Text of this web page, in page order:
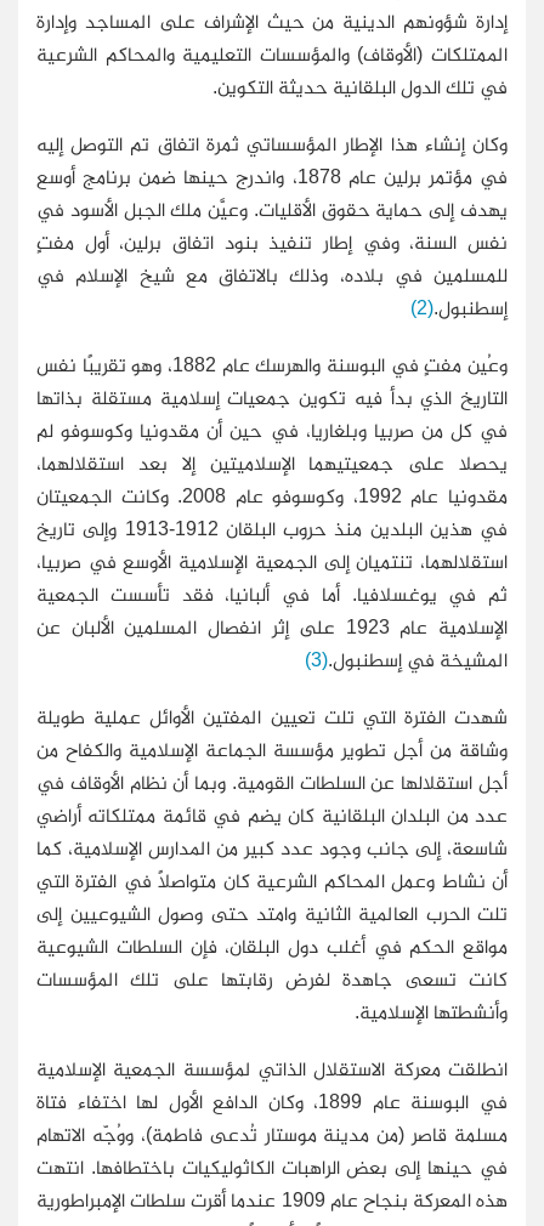
إدارة شؤونهم الدينية من حيث الإشراف على المساجد وإدارة
الممتلكات (الأوقاف) والمؤسسات التعليمية والمحاكم الشرعية
في تلك الدول البلقانية حديثة التكوين.
وكان إنشاء هذا الإطار المؤسساتي ثمرة اتفاق تم التوصل إليه
في مؤتمر برلين عام 1878، واندرج حينها ضمن برنامج أوسع
يهدف إلى حماية حقوق الأقليات. وعيَّن ملك الجبل الأسود في
نفس السنة، وفي إطار تنفيذ بنود اتفاق برلين، أول مفتٍ
للمسلمين في بلاده، وذلك بالاتفاق مع شيخ الإسلام في
إسطنبول.(2)
وعُين مفتٍ في البوسنة والهرسك عام 1882، وهو تقريبًا نفس
التاريخ الذي بدأ فيه تكوين جمعيات إسلامية مستقلة بذاتها
في كل من صربيا وبلغاريا، في حين أن مقدونيا وكوسوفو لم
يحصلا على جمعيتيهما الإسلاميتين إلا بعد استقلالهما،
مقدونيا عام 1992، وكوسوفو عام 2008. وكانت الجمعيتان
في هذين البلدين منذ حروب البلقان 1912-1913 وإلى تاريخ
استقلالهما، تنتميان إلى الجمعية الإسلامية الأوسع في صربيا،
ثم في يوغسلافيا. أما في ألبانيا، فقد تأسست الجمعية
الإسلامية عام 1923 على إثر انفصال المسلمين الألبان عن
المشيخة في إسطنبول.(3)
شهدت الفترة التي تلت تعيين المفتين الأوائل عملية طويلة
وشاقة من أجل تطوير مؤسسة الجماعة الإسلامية والكفاح من
أجل استقلالها عن السلطات القومية. وبما أن نظام الأوقاف في
عدد من البلدان البلقانية كان يضم في قائمة ممتلكاته أراضي
شاسعة، إلى جانب وجود عدد كبير من المدارس الإسلامية، كما
أن نشاط وعمل المحاكم الشرعية كان متواصلاً في الفترة التي
تلت الحرب العالمية الثانية وامتد حتى وصول الشيوعيين إلى
مواقع الحكم في أغلب دول البلقان، فإن السلطات الشيوعية
كانت تسعى جاهدة لفرض رقابتها على تلك المؤسسات
وأنشطتها الإسلامية.
انطلقت معركة الاستقلال الذاتي لمؤسسة الجمعية الإسلامية
في البوسنة عام 1899، وكان الدافع الأول لها اختفاء فتاة
مسلمة قاصر (من مدينة موستار تُدعى فاطمة)، ووُجّه الاتهام
في حينها إلى بعض الراهبات الكاثوليكيات باختطافها. انتهت
هذه المعركة بنجاح عام 1909 عندما أقرت سلطات الإمبراطورية